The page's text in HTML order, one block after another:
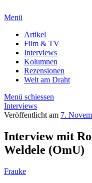
Menü
Artikel
Film & TV
Interviews
Kolumnen
Rezensionen
Welt am Draht
Menü schiessen
Interviews
Veröffentlicht am 7.
Interview mit
Weldele (OmU)
Frauke